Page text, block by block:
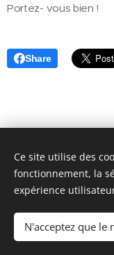
Portez- vous bien !
Share
Tantra de Soie -
©2026 Tantra
Ce site utilise des
fonctionnement, la
expérience
N'acceptez que le